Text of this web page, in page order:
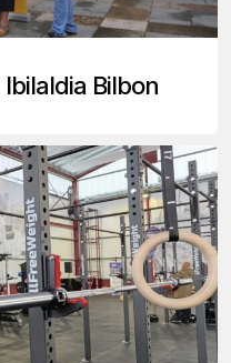
Ibilaldia Bilbon